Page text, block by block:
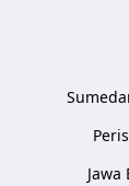
Jawa